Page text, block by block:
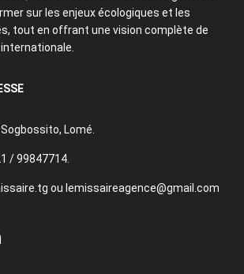
sur les enjeux écologiques et les
tout en offrant une vision complète de
Lomé.
/ 99847714.
ou lemissaireagence@gmail.com